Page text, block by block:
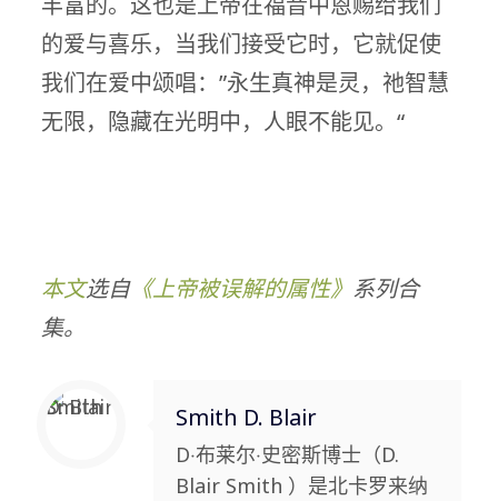
的爱与喜乐，当我们接受它时，它就促使
我们在爱中颂唱：”永生真神是灵，祂智慧
无限，隐藏在光明中，人眼不能见。“
本文选自《上帝被误解的属性》 系列合
集。
Smith D. Blair
D‧布莱尔‧史密斯博士（D.
Blair Smith ）是北卡罗来纳